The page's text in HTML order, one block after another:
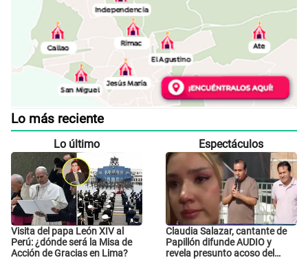
Lo más reciente
Lo último
Visita del papa León XIV al
Perú: ¿dónde será la Misa de
Acción de Gracias en Lima?
Espectáculos
Claudia Salazar, cantante de
Papillón difunde AUDIO y
revela presunto acoso del